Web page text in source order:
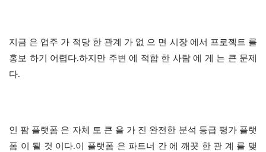
지금 은 업주 가 적당 한 관계 가 없 으 면 시장 에서 프로젝트 를
홍보 하기 어렵다.하지만 주변 에 적합 한 사람 에 게 는 큰 문제
다.
인 팜 플랫폼 은 자체 토 큰 을 가 진 완전한 분석 등급 평가 플랫
폼 이 될 것 이다.이 플랫폼 은 파트너 간 에 깨끗 한 관 계 를 맺